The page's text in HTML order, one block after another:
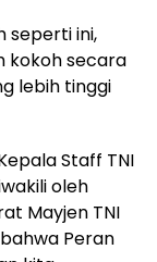
seperti ini,
kokoh secara
lebih tinggi
Staff TNI
oleh
Mayjen TNI
Peran